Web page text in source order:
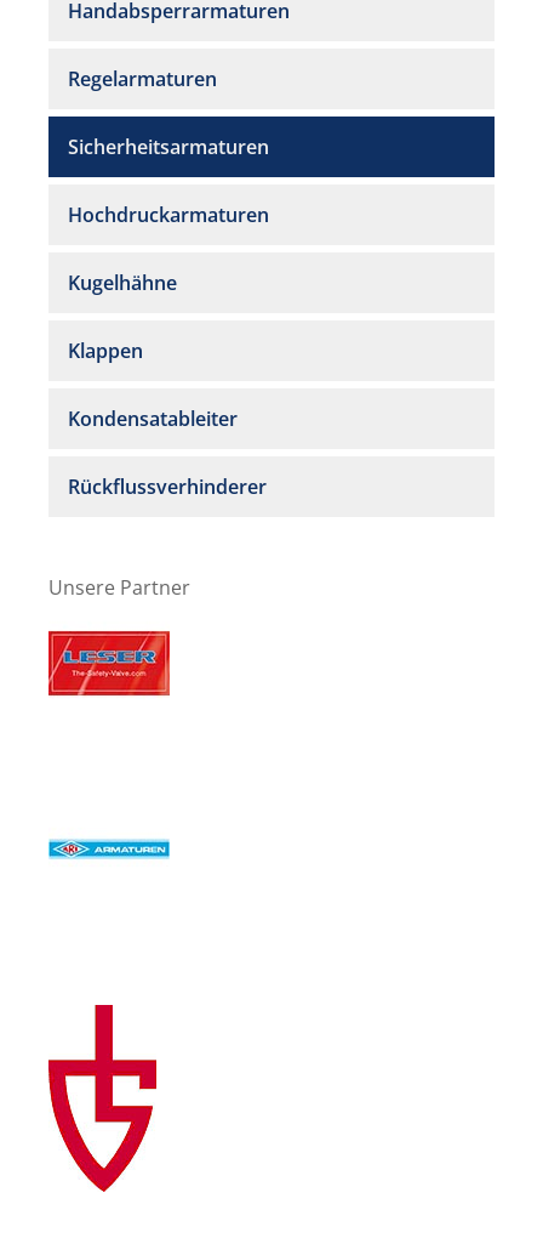
Handabsperrarmaturen
Regelarmaturen
Sicherheitsarmaturen
Hochdruckarmaturen
Kugelhähne
Klappen
Kondensatableiter
Rückflussverhinderer
Unsere Partner